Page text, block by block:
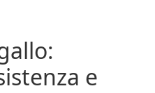
e